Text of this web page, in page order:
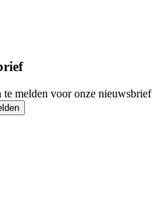
melden voor onze nieuwsbrief